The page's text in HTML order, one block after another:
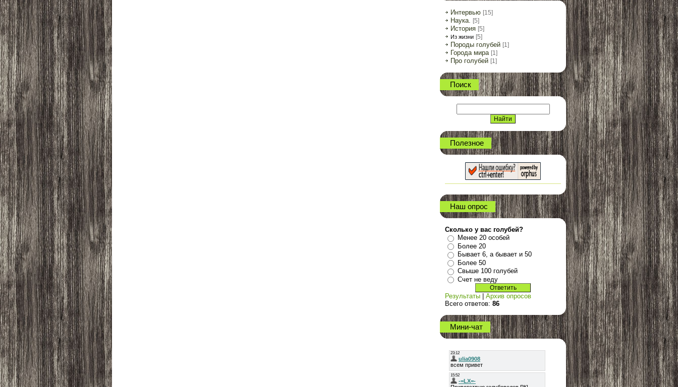
Интервью [15]
Наука. [5]
История [5]
Из жизни [5]
Породы голубей [1]
Города мира [1]
Про голубей [1]
Поиск
Полезное
Наш опрос
Сколько у вас голубей?
Менее 20 особей
Более 20
Бывает 6, а бывает и 50
Более 50
Свыше 100 голубей
Счет не веду
Результаты
Архив опросов
Всего ответов: 86
Мини-чат